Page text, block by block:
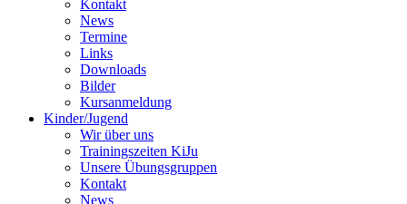
Kontakt
News
Termine
Links
Downloads
Bilder
Kursanmeldung
Kinder/Jugend
Wir über uns
Trainingszeiten KiJu
Unsere Übungsgruppen
Kontakt
News